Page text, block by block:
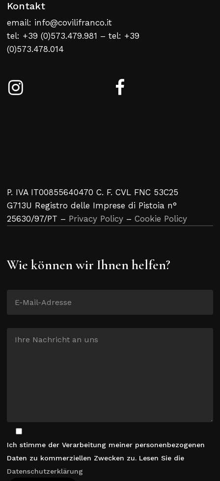
Kontakt
email: info@covilifranco.it
tel: +39 (0)573.479.981 – tel: +39
(0)573.478.014
P. IVA IT00855640470 C. F. CVL FNC 53C25
G713U Registro delle Imprese di Pistoia n°
25630/97/PT – Privacy Policy – Cookie Policy
Wie können wir Ihnen helfen?
Ich stimme der Verarbeitung meiner personenbezogenen
Daten zu kommerziellen Zwecken zu. Lesen Sie die
Datenschutzerklärung